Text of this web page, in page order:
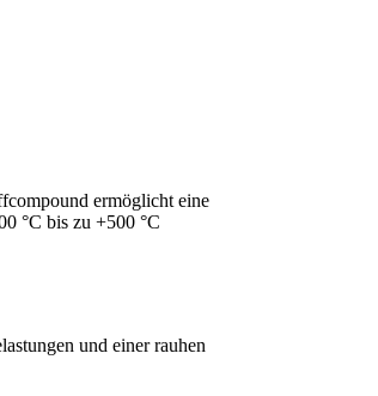
ermöglicht eine
°C bis zu +500 °C
und einer rauhen